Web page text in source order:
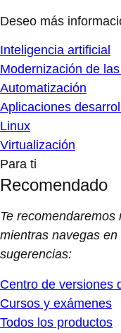
Deseo más
Inteligencia artificial
Modernización de
Automatización
Aplicaciones
Linux
Virtualización
Para ti
Recomendado
Te
mientras navegas
sugerencias:
Centro de versiones
Cursos y exámenes
Todos los productos